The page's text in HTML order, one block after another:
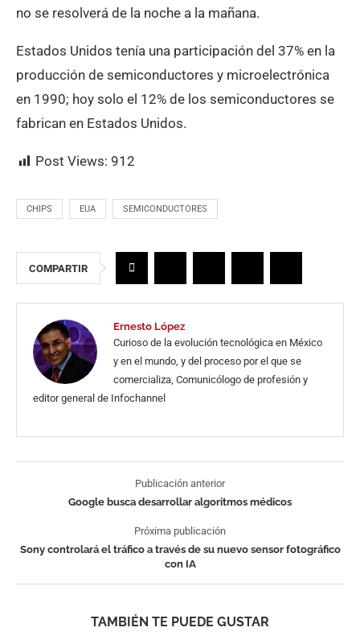
no se resolverá de la noche a la mañana.
Estados Unidos tenía una participación del 37% en la
producción de semiconductores y microelectrónica
en 1990; hoy solo el 12% de los semiconductores se
fabrican en Estados Unidos.
Post Views: 912
CHIPS EUA SEMICONDUCTORES
COMPARTIR
Ernesto López
Curioso de la evolución tecnológica en México
y en el mundo, y del proceso por el que se
comercializa, Comunicólogo de profesión y
editor general de Infochannel
Publicación anterior
Google busca desarrollar algoritmos médicos
Próxima publicación
Sony controlará el tráfico a través de su nuevo sensor fotográfico
con IA
TAMBIÉN TE PUEDE GUSTAR